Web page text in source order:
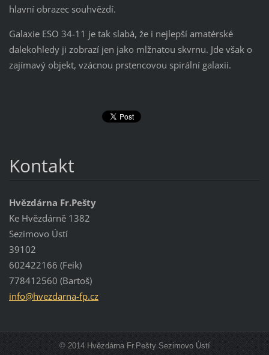
hlavní obrazec souhvězdí.
Galaxie ESO 34-11 je tak slabá, že i nejlepší amatérské
dalekohledy ji zobrazí jen jako mlžnatou skvrnu. Jde však o
zajímavý objekt, vzácnou prstencovou spirální galaxii.
Kontakt
Hvězdárna Fr.Pešty
Ke Hvězdárně 1382
Sezimovo Ústí
39102
602422166 (Feik)
778412560 (Bartoš)
info@hvezdarna-fp.cz
© 2014 Hvězdárna Fr.Pešty Sezimovo Ústí